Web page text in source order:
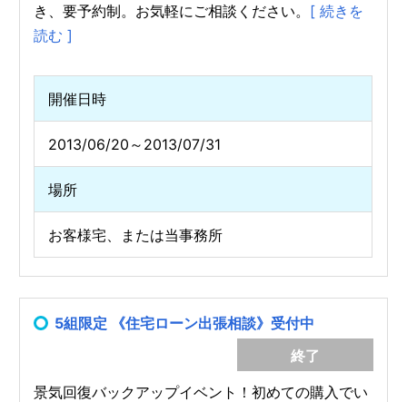
き、要予約制。お気軽にご相談ください。 [ 続きを
読む ]
開催日時
2013/06/20～2013/07/31
場所
お客様宅、または当事務所
5組限定 《住宅ローン出張相談》受付中
終了
景気回復バックアップイベント！初めての購入でい